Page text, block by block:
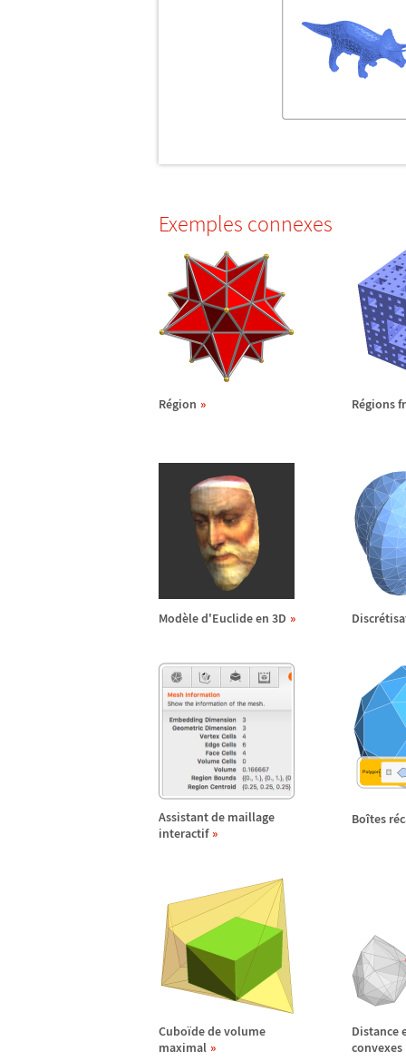
Exemples connexes
Région Régions
Modèle d'Euclide en 3D Discré
Assistant de maillage
interactif
Boîtes ré
Cuboïde de volume
maximal
Distance
convexes